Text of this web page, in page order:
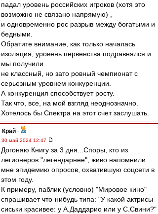
падал уровень российских игроков (хотя это
возможно не связано напрямую) ,
и одновременно рос разрыв между богатыми и
бедными.
Обратите внимание, как только началась
изоляция, уровень первенства подравнялся и
мы получили
не классный, но зато ровный чемпионат с
серьезным уровнем конкуренции.
А конкуренция способствует росту.
Так что, все, на мой взгляд неоднозначно.
Хотелось бы Спектра на этот счет заслушать.
Край -
30 май 2024 12:47
Догоняю Книгу за 3 дня...Споры, кто из
легионеров "легендарнее", живо напомнили
мне эпидемию опросов, охватившую соцсети в
этом году.
К примеру, паблик (условно) "Мировое кино"
спрашивает что-нибудь типа: "У какой актрисы
сиськи красивее: у А.Даддарио или у С.Свини?"